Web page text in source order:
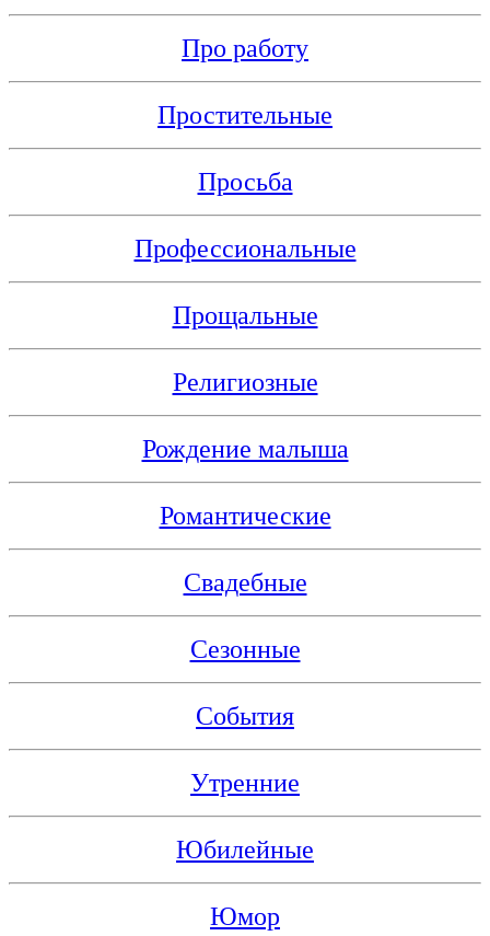
Про работу
Простительные
Просьба
Профессиональные
Прощальные
Религиозные
Рождение малыша
Романтические
Свадебные
Сезонные
События
Утренние
Юбилейные
Юмор